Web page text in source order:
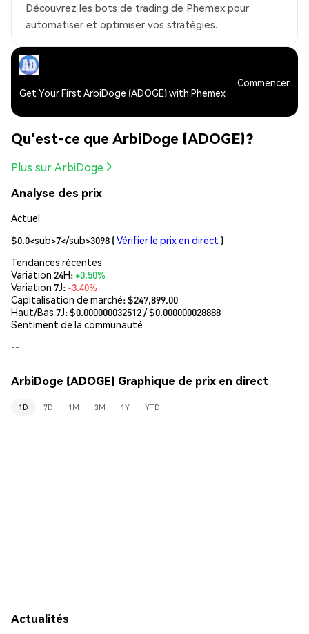
Découvrez les bots de trading de Phemex pour
automatiser et optimiser vos stratégies.
Get Your First ArbiDoge (ADOGE) with Phemex
Commencer
Qu'est-ce que ArbiDoge (ADOGE)?
Plus sur ArbiDoge
Analyse des prix
Actuel
$0.0<sub>7</sub>3098 (Vérifier le prix en direct )
Tendances récentes
Variation 24H:+0.50%
Variation 7J: -3.40%
Capitalisation de marché:$247,899.00
Haut/Bas 7J: $0.000000032512 / $0.000000028888
Sentiment de la communauté
--
ArbiDoge (ADOGE) Graphique de prix en direct
1D 7D 1M 3M 1Y YTD
Actualités